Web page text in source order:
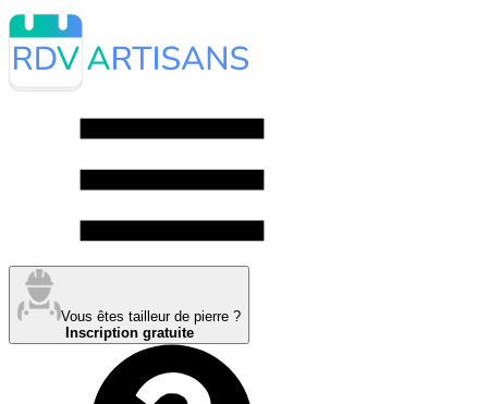
Vous êtes tailleur de pierre ?
Inscription gratuite